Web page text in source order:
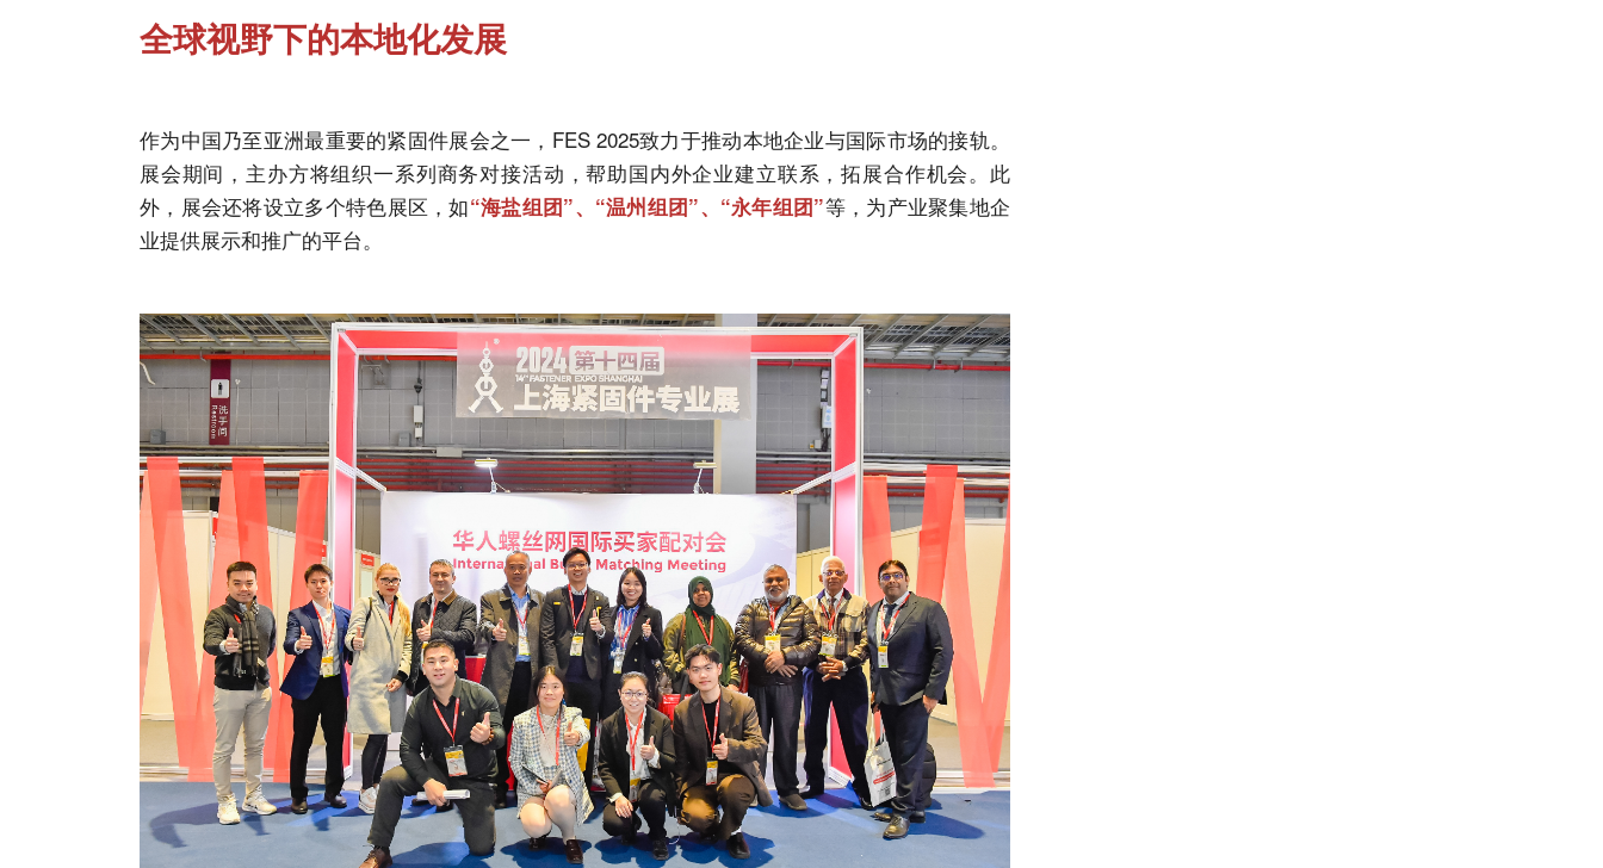
全球视野下的本地化发展
作为中国乃至亚洲最重要的紧固件展会之一，FES 2025致力于推动本地企业与国际市场的接轨。
展会期间，主办方将组织一系列商务对接活动，帮助国内外企业建立联系，拓展合作机会。此
外，展会还将设立多个特色展区，如“海盐组团”、“温州组团”、“永年组团”等，为产业聚集地企
业提供展示和推广的平台。